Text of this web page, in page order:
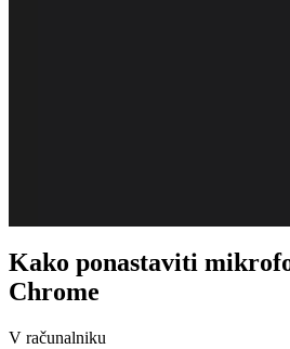
Kako ponastaviti
Chrome
V računalniku